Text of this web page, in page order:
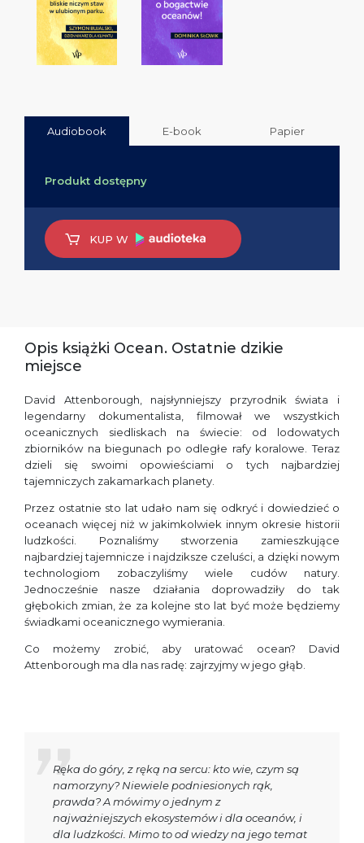
Audiobook E-book Papier
Produkt dostępny
KUP W
Opis książki Ocean. Ostatnie dzikie
miejsce
David Attenborough, najsłynniejszy przyrodnik świata i
legendarny dokumentalista, filmował we wszystkich
oceanicznych siedliskach na świecie: od lodowatych
zbiorników na biegunach po odległe rafy koralowe. Teraz
dzieli się swoimi opowieściami o tych najbardziej
tajemniczych zakamarkach planety.
Przez ostatnie sto lat udało nam się odkryć i dowiedzieć o
oceanach więcej niż w jakimkolwiek innym okresie historii
ludzkości. Poznaliśmy stworzenia zamieszkujące
najbardziej tajemnicze i najdziksze czeluści, a dzięki nowym
technologiom zobaczyliśmy wiele cudów natury.
Jednocześnie nasze działania doprowadziły do tak
głębokich zmian, że za kolejne sto lat być może będziemy
świadkami oceanicznego wymierania.
Co możemy zrobić, aby uratować ocean? David
Attenborough ma dla nas radę: zajrzyjmy w jego głąb.
Ręka do góry, z ręką na sercu: kto wie, czym są
namorzyny? Niewiele podniesionych rąk,
prawda? A mówimy o jednym z
najważniejszych ekosystemów i dla oceanów, i
dla ludzkości. Mimo to od wiedzy na jego temat